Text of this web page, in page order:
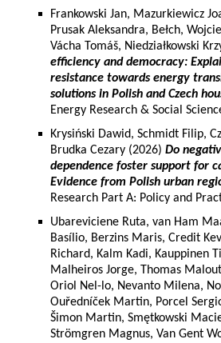
Frankowski Jan, Mazurkiewicz
Prusak Aleksandra, Bełch,
Vácha Tomáš, Niedziałkowski
efficiency and democracy:
resistance towards energy
solutions in Polish and Czech
Energy Research & Social
Krysiński Dawid, Schmidt Filip,
Brudka Cezary (2026) Do
dependence foster support for
Evidence from Polish urban
Research Part A: Policy and
Ubareviciene Ruta, van Ham
Basílio, Berzins Maris, Credit
Richard, Kalm Kadi, Kauppinen
Malheiros Jorge, Thomas
Oriol Nel-lo, Nevanto Milena,
Ouředníček Martin, Porcel
Šimon Martin, Smętkowski
Strömgren Magnus, Van Gent